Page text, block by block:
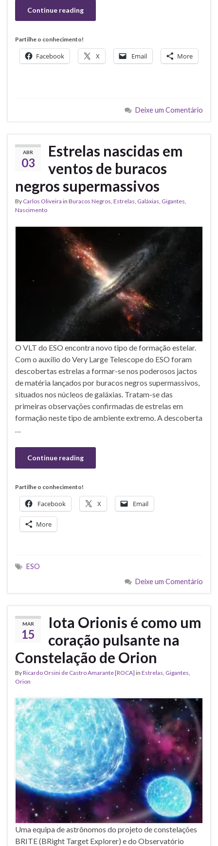
Continue reading
Partilhe o conhecimento!
Facebook X Email More
Deixe um Comentário
ABR
03
Estrelas nascidas em
ventos de buracos
negros supermassivos
By Carlos Oliveira in Buracos Negros Estrelas Galáxias Gigantes
Nascimento
O VLT do ESO encontra novo tipo de formação estelar.
Com o auxílio do Very Large Telescope do ESO foram
descobertas estrelas a formar-se nos poderosos jactos
de matéria lançados por buracos negros supermassivos,
situados nos núcleos de galáxias. Tratam-se das
primeiras observações confirmadas de estrelas em
formação neste tipo de ambiente extremo. A descoberta
…
Continue reading
Partilhe o conhecimento!
Facebook X Email
More
ESO
Deixe um Comentário
MAR
15
Iota Orionis é como um
coração pulsante na
Constelação de Orion
ByRicardo Orsini de Castro Amarante [ROCA] in Estrelas, Gigantes,
Orion
Uma equipa de astrônomos do projeto de constelações
BRITE (BRight Target Explorer) e do Observatório